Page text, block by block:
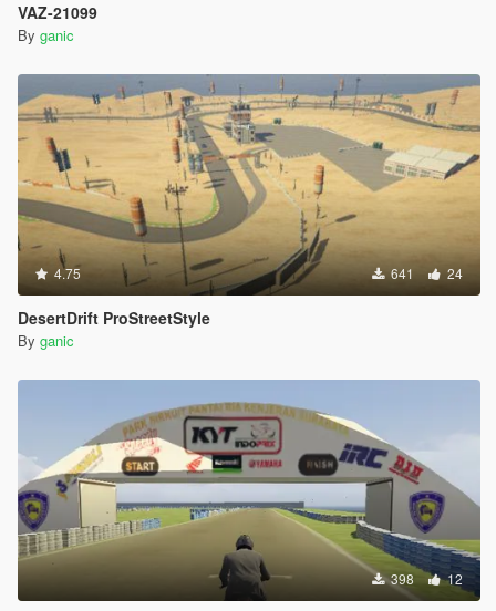
VAZ-21099
By ganic
4.75 641 24
DesertDrift ProStreetStyle
By ganic
398 12